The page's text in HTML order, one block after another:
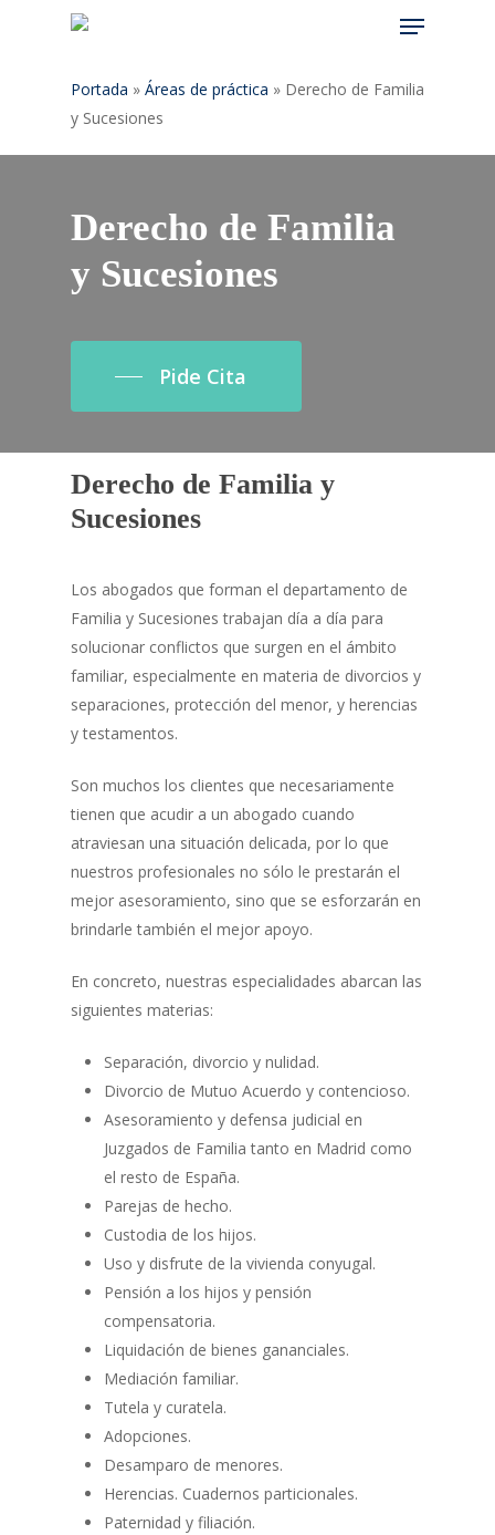
Menu
Portada » Áreas de práctica » Derecho de Familia
y Sucesiones
Derecho de Familia
y Sucesiones
Pide Cita
Derecho de Familia y
Sucesiones
Los abogados que forman el departamento de
Familia y Sucesiones trabajan día a día para
solucionar conflictos que surgen en el ámbito
familiar, especialmente en materia de divorcios y
separaciones, protección del menor, y herencias
y testamentos.
Son muchos los clientes que necesariamente
tienen que acudir a un abogado cuando
atraviesan una situación delicada, por lo que
nuestros profesionales no sólo le prestarán el
mejor asesoramiento, sino que se esforzarán en
brindarle también el mejor apoyo.
En concreto, nuestras especialidades abarcan las
siguientes materias:
Separación, divorcio y nulidad.
Divorcio de Mutuo Acuerdo y contencioso.
Asesoramiento y defensa judicial en
Juzgados de Familia tanto en Madrid como
el resto de España.
Parejas de hecho.
Custodia de los hijos.
Uso y disfrute de la vivienda conyugal.
Pensión a los hijos y pensión
compensatoria.
Liquidación de bienes gananciales.
Mediación familiar.
Tutela y curatela.
Adopciones.
Desamparo de menores.
Herencias. Cuadernos particionales.
Paternidad y filiación.